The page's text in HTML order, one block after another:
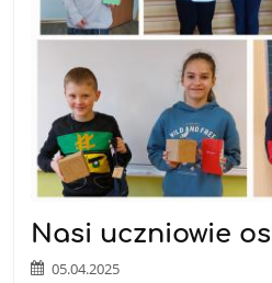
Nasi uczniowie
05.04.2025